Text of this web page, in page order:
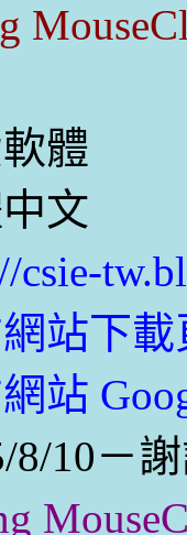
體
文
csie-
站下載
站
8/10－